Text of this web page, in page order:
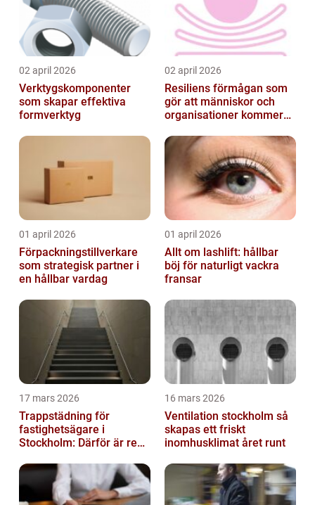
02 april 2026
Verktygskomponenter
som skapar effektiva
formverktyg
02 april 2026
Resiliens förmågan som
gör att människor och
organisationer kommer
01 april 2026
Förpackningstillverkare
som strategisk partner i
en hållbar vardag
01 april 2026
Allt om lashlift: hållbar
böj för naturligt vackra
fransar
17 mars 2026
Trappstädning för
fastighetsägare i
Stockholm: Därför är rena
investering
16 mars 2026
Ventilation stockholm så
skapas ett friskt
inomhusklimat året runt